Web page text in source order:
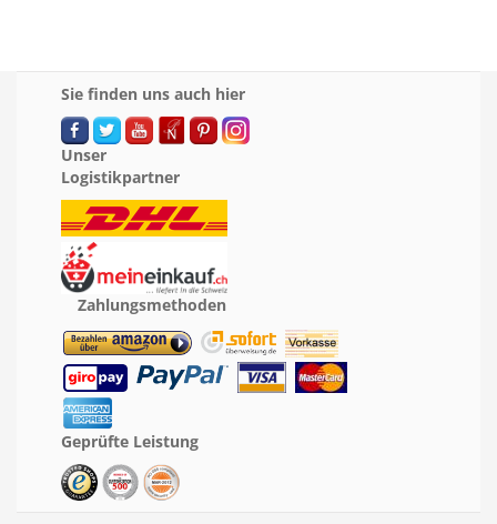
Sie finden uns auch hier
Unser
Logistikpartner
Zahlungsmethoden
Geprüfte Leistung